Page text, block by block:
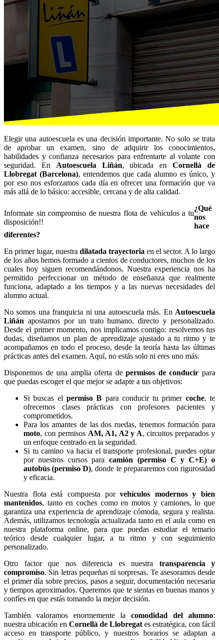
Elegir una autoescuela es una decisión importante. No solo se trata
de aprobar un examen, sino de adquirir los conocimientos,
habilidades y confianza necesarios para enfrentarte al volante con
seguridad. En Autoescuela Liñán, ubicada enCornellà de
Llobregat (Barcelona), entendemos que cada alumno es único, y
por eso nos esforzamos cada día en ofrecer una formación que va
más allá de lo básico: accesible, cercana y de alta calidad.
Informate sin compromiso de nuestra flota de vehículos a tu
disposición!!
¿Qué
nos
hace
diferentes?
En primer lugar, nuestra dilatada trayectoria en el sector. A lo largo
de los años hemos formado a cientos de conductores, muchos de los
cuales hoy siguen recomendándonos. Nuestra experiencia nos ha
permitido perfeccionar un método de enseñanza que realmente
funciona, adaptado a los tiempos y a las nuevas necesidades del
alumno actual.
No somos una franquicia ni una autoescuela más. En Autoescuela
Liñán apostamos por un trato humano, directo y personalizado.
Desde el primer momento, nos implicamos contigo: resolvemos tus
dudas, diseñamos un plan de aprendizaje ajustado a tu ritmo y te
acompañamos en todo el proceso, desde la teoría hasta las últimas
prácticas antes del examen. Aquí, no estás solo ni eres uno más.
Disponemos de una amplia oferta depermisos de conducir para
que puedas escoger el que mejor se adapte a tus objetivos:
Si buscas el permiso B para conducir tu primer coche, te
ofrecemos clases prácticas con profesores pacientes y
comprometidos.
Para los amantes de las dos ruedas, tenemos formación para
moto, con permisos AM, A1, A2 y A, circuitos preparados y
un enfoque centrado en la seguridad.
Si tu camino va hacia el transporte profesional, puedes optar
por nuestros cursos paracamión (permiso C y C+E) o
autobús (permiso D), donde te prepararemos con rigurosidad
y eficacia.
Nuestra flota está compuesta porvehículos modernos y bien
mantenidos, tanto en coches como en motos y camiones, lo que
garantiza una experiencia de aprendizaje cómoda, segura y realista.
Además, utilizamos tecnología actualizada tanto en el aula como en
nuestra plataforma online, para que puedas estudiar el temario
teórico desde cualquier lugar, a tu ritmo y con seguimiento
personalizado.
Otro factor que nos diferencia es nuestra transparencia y
compromiso. Sin letras pequeñas ni sorpresas. Te asesoramos desde
el primer día sobre precios, pasos a seguir, documentación necesaria
y tiempos aproximados. Queremos que te sientas en buenas manos y
confíes en que estás tomando la mejor decisión.
También valoramos enormemente la comodidad del alumno:
nuestra ubicación en Cornellà de Llobregat es estratégica, con fácil
acceso en transporte público, y nuestros horarios se adaptan a